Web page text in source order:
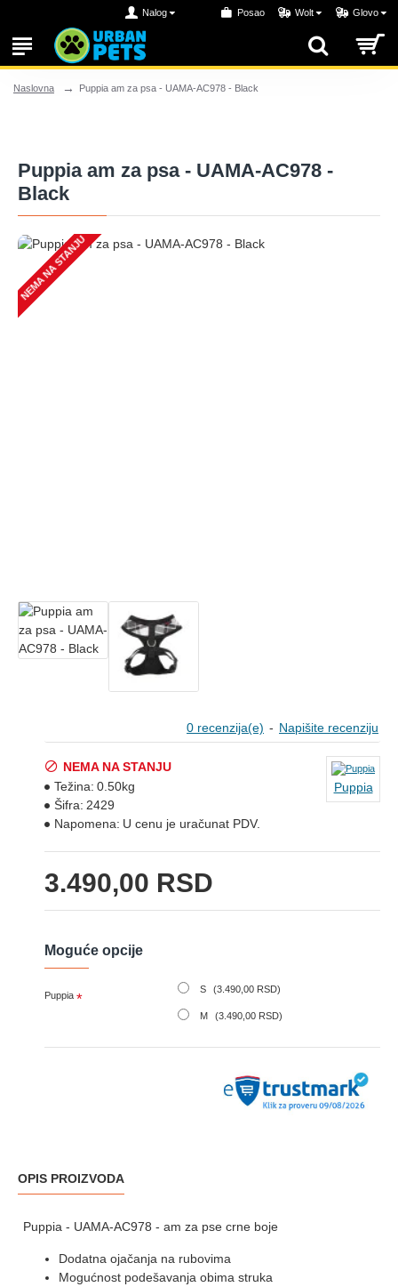
Nalog Posao Wolt Glovo
Naslovna Puppia am za psa - UAMA-AC978 - Black
Puppia am za psa - UAMA-AC978 -
Black
NEMA NA STANJU
0 recenzija(e) - Napišite recenziju
3.490,00 RSD
NEMA NA STANJU
Težina: 0.50kg
Šifra: 2429
Napomena: U cenu je uračunat PDV.
Puppia
Moguće opcije
Puppia
S (3.490,00 RSD)
M (3.490,00 RSD)
OPIS PROIZVODA
Puppia - UAMA-AC978 - am za pse crne boje
Dodatna ojačanja na rubovima
Mogućnost podešavanja obima struka